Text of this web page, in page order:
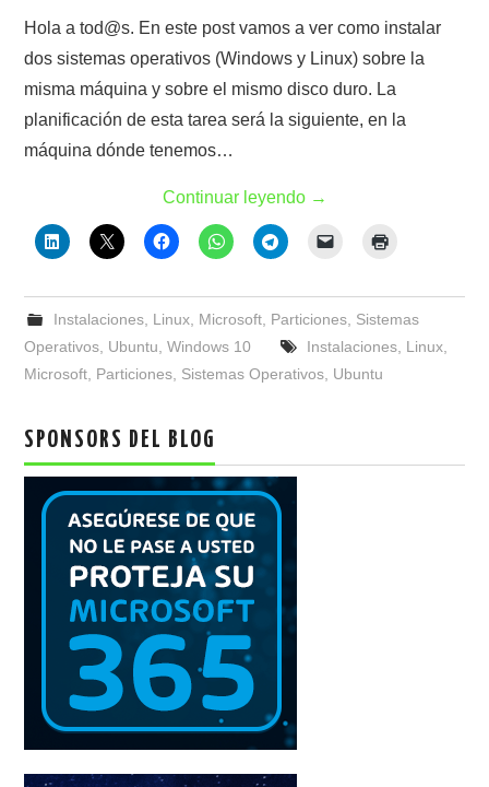
Hola a tod@s. En este post vamos a ver como instalar
dos sistemas operativos (Windows y Linux) sobre la
misma máquina y sobre el mismo disco duro. La
planificación de esta tarea será la siguiente, en la
máquina dónde tenemos…
Continuar leyendo →
Instalaciones, Linux, Microsoft, Particiones, Sistemas
Operativos Ubuntu ,Windows 10 Instalaciones, Linux,
Microsoft Particiones Sistemas Operativos Ubuntu
SPONSORS DEL BLOG